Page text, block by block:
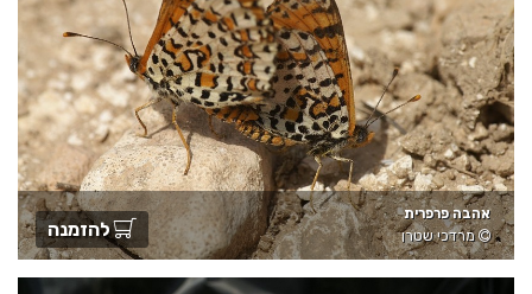
אהבה פרפרית
מרדכי שטרן
להזמנה